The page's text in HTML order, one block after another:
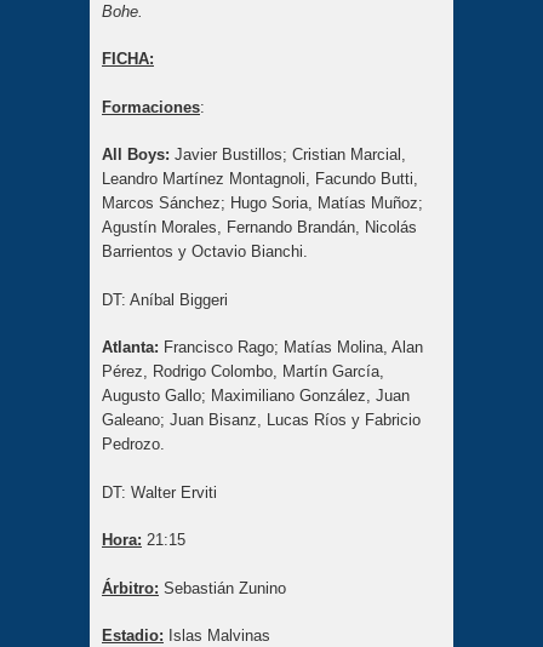
Bohe.
FICHA:
Formaciones:
All Boys: Javier Bustillos; Cristian Marcial,
Leandro Martínez Montagnoli, Facundo Butti,
Marcos Sánchez; Hugo Soria, Matías Muñoz;
Agustín Morales, Fernando Brandán, Nicolás
Barrientos y Octavio Bianchi.
DT: Aníbal Biggeri
Atlanta: Francisco Rago; Matías Molina, Alan
Pérez, Rodrigo Colombo, Martín García,
Augusto Gallo; Maximiliano González, Juan
Galeano; Juan Bisanz, Lucas Ríos y Fabricio
Pedrozo.
DT: Walter Erviti
Hora: 21:15
Árbitro: Sebastián Zunino
Estadio: Islas Malvinas